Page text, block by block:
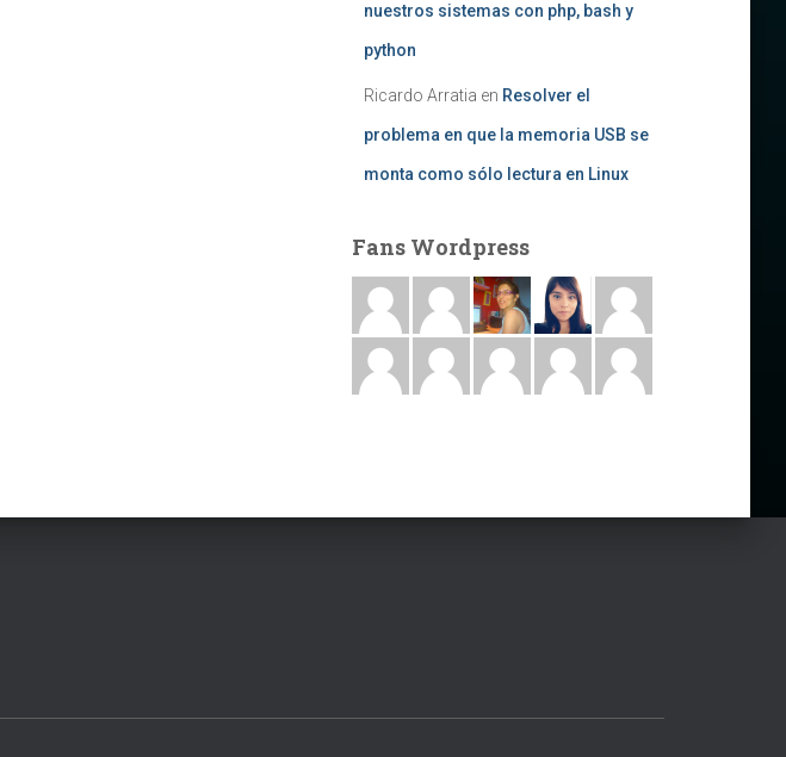
nuestros sistemas con php, bash y
python
Ricardo Arratia en Resolver el
problema en que la memoria USB se
monta como sólo lectura en Linux
Fans Wordpress